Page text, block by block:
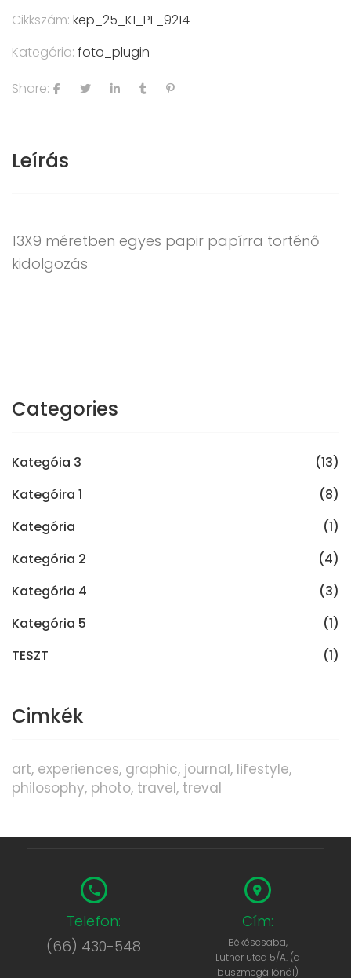
Cikkszám: kep_25_K1_PF_9214
Kategória: foto_plugin
Share:
Leírás
13X9 méretben egyes papir papírra történő
kidolgozás
Categories
Kategóia 3
(13)
Kategóira 1
(8)
Kategória
(1)
Kategória 2
(4)
Kategória 4
(3)
Kategória 5
(1)
TESZT
(1)
Cimkék
art experiences graphic journal lifestyle
philosophy photo travel treval
Telefon:
(66) 430-548
Cím:
Békéscsaba,
Luther utca 5/A. (a
buszmegállónál)